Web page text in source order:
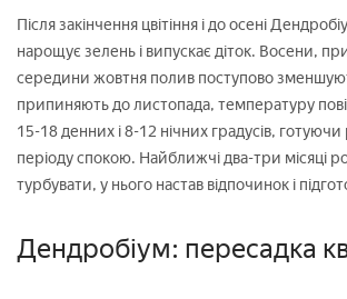
Після закінчення цвітіння і до осені
нарощує зелень і випускає діток. Восени,
середини жовтня полив поступово
припиняють до листопада, температуру
15-18 денних і 8-12 нічних градусів,
періоду спокою. Найближчі два-три місяці
турбувати, у нього настав відпочинок і
Дендробіум: пересадка